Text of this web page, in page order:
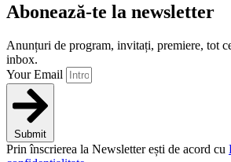
Abonează-te la newsletter
Anunțuri de program, invitați, premiere, tot
inbox.
Your Email
Submit
Prin înscrierea la Newsletter ești de acord cu